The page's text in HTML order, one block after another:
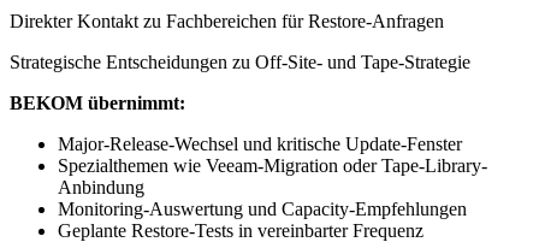
Direkter Kontakt zu Fachbereichen für Restore-Anfragen
Strategische Entscheidungen zu Off-Site- und Tape-Strategie
BEKOM übernimmt:
Major-Release-Wechsel und kritische Update-Fenster
Spezialthemen wie Veeam-Migration oder Tape-Library-
Anbindung
Monitoring-Auswertung und Capacity-Empfehlungen
Geplante Restore-Tests in vereinbarter Frequenz